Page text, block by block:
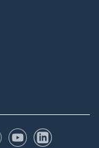
Facebook
YouTubeLinkedIn